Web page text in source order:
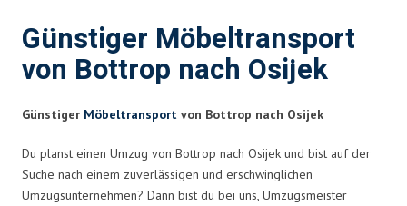
Günstiger Möbeltransport
von Bottrop nach Osijek
Günstiger Möbeltransport von Bottrop nach Osijek
Du planst einen Umzug von Bottrop nach Osijek und bist auf der
Suche nach einem zuverlässigen und erschwinglichen
Umzugsunternehmen? Dann bist du bei uns, Umzugsmeister